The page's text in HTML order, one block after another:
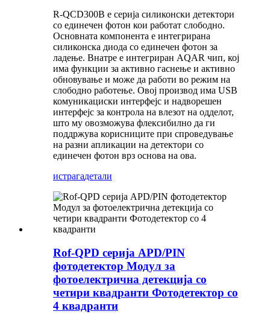
R-QCD300B е серија силиконски детектори
со единечен фотон кои работат слободно.
Основната компонента е интегрирана
силиконска диода со единечен фотон за
ладење. Внатре е интегриран AQAR чип, кој
има функции за активно гаснење и активно
обновување и може да работи во режим на
слободно работење. Овој производ има USB
комуникациски интерфејс и надворешен
интерфејс за контрола на влезот на одделот,
што му овозможува флексибилно да ги
поддржува корисниците при спроведување
на разни апликации на детектори со
единечен фотон врз основа на ова.
истрагадетали
Rof-QPD серија APD/PIN
фотодетектор Модул за
фотоелектрична детекција со
четири квадранти Фотодетектор со
4 квадранти